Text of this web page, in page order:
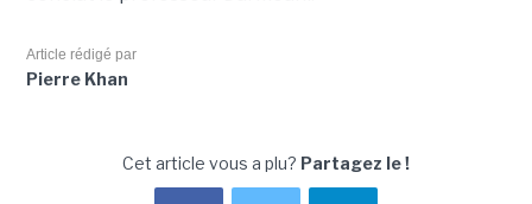
Article rédigé par
Pierre Khan
Cet article vous a plu? Partagez le !